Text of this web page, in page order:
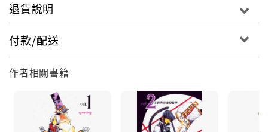
退貨說明
付款/配送
作者相關書籍